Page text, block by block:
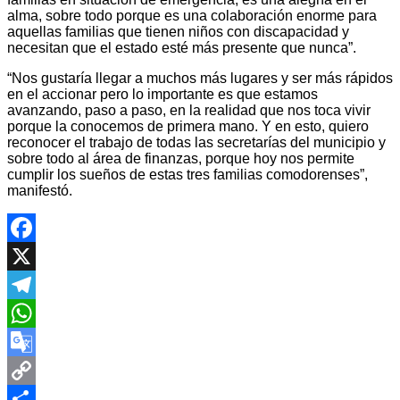
alma, sobre todo porque es una colaboración enorme para
aquellas familias que tienen niños con discapacidad y
necesitan que el estado esté más presente que nunca”.
“Nos gustaría llegar a muchos más lugares y ser más rápidos
en el accionar pero lo importante es que estamos
avanzando, paso a paso, en la realidad que nos toca vivir
porque la conocemos de primera mano. Y en esto, quiero
reconocer el trabajo de todas las secretarías del municipio y
sobre todo al área de finanzas, porque hoy nos permite
cumplir los sueños de estas tres familias comodorenses”,
manifestó.
Facebook
X
Telegram
WhatsApp
Google